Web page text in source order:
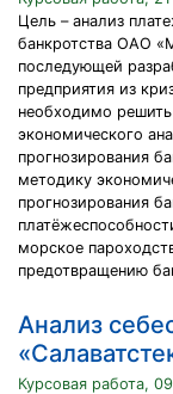
Цель – анализ
банкротства ОАО
последующей
предприятия из
необходимо
экономического
прогнозирования
методику
прогнозирования
морское
предотвращению
Анализ
Курсовая работа,